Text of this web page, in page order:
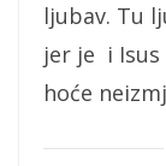
ljubav. Tu
jer je i
hoće